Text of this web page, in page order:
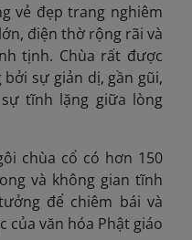
vẻ đẹp trang nghiêm
điện thờ rộng rãi và
tịnh. Chùa rất được
sự giản dị, gần gũi,
tĩnh lặng giữa lòng
chùa cổ có hơn 150
và không gian tĩnh
để chiêm bái và
của văn hóa Phật giáo